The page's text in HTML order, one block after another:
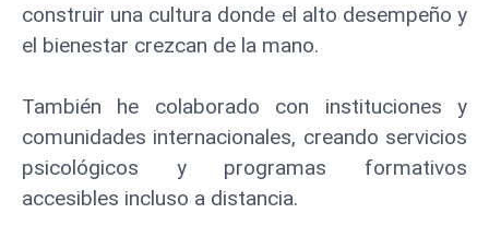
construir una cultura donde el alto desempeño y
el bienestar crezcan de la mano.
También he colaborado con instituciones y
comunidades internacionales, creando servicios
psicológicos y programas formativos
accesibles incluso a distancia.